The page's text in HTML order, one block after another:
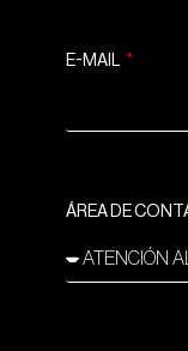
E-MAIL
ÁREA DE